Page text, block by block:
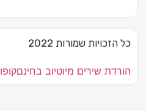
כל הזכויות שמורות 2022
הורדת שירים מיוטיוב בחינם